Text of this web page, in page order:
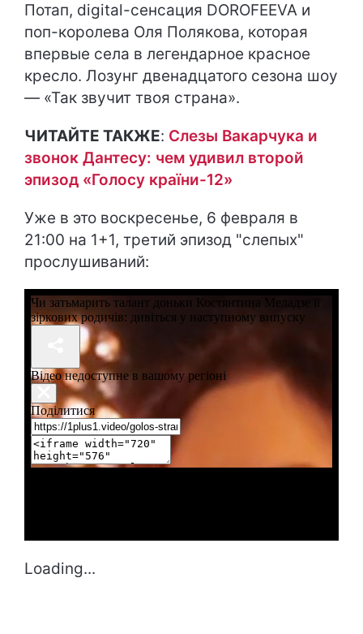
Потап, digital-сенсация DOROFEEVA и
поп-королева Оля Полякова, которая
впервые села в легендарное красное
кресло. Лозунг двенадцатого сезона шоу
— «Так звучит твоя страна».
ЧИТАЙТЕ ТАКЖЕ: Слезы Вакарчука и
звонок Дантесу: чем удивил второй
эпизод «Голосу країни-12»
Уже в это воскресенье, 6 февраля в
21:00 на 1+1, третий эпизод "слепых"
прослушиваний:
Loading...